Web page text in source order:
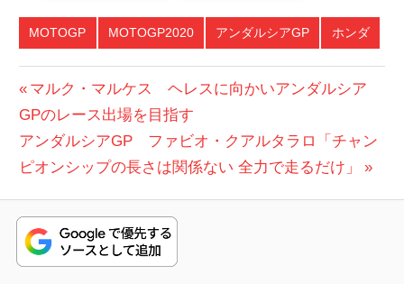
MOTOGP MOTOGP2020 アンダルシアGP ホンダ
投
稿
ナ
ビ
ゲ
ー
前
の
投
稿:
マルク・マルケス ヘレスに向かいアンダルシア
GPのレース出場を目指す
次
の
稿:
アンダルシアGP ファビオ・クアルタラロ「チャン
ピオンシップの長さは関係ない 全力で走るだけ」